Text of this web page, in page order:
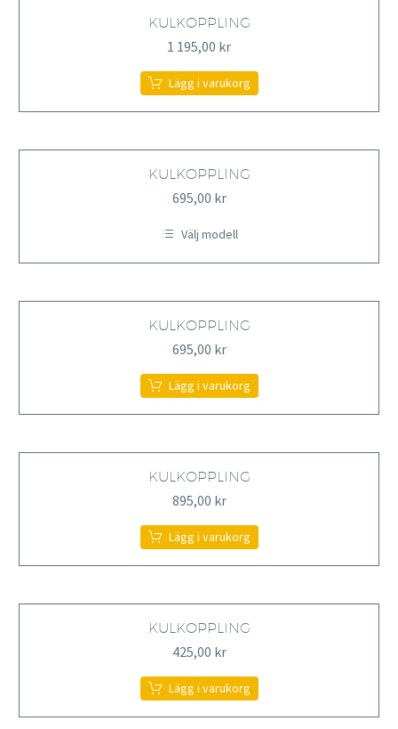
KULKOPPLING
1 195,00 kr
Lägg i varukorg
KULKOPPLING
695,00 kr
Välj modell
här
varianter.
olika
kan
väljas
på
KULKOPPLING
695,00 kr
Lägg i varukorg
KULKOPPLING
895,00 kr
Lägg i varukorg
KULKOPPLING
425,00 kr
Lägg i varukorg